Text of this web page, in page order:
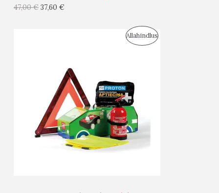
S
47,00€ 37,60 €
AllahindlusS